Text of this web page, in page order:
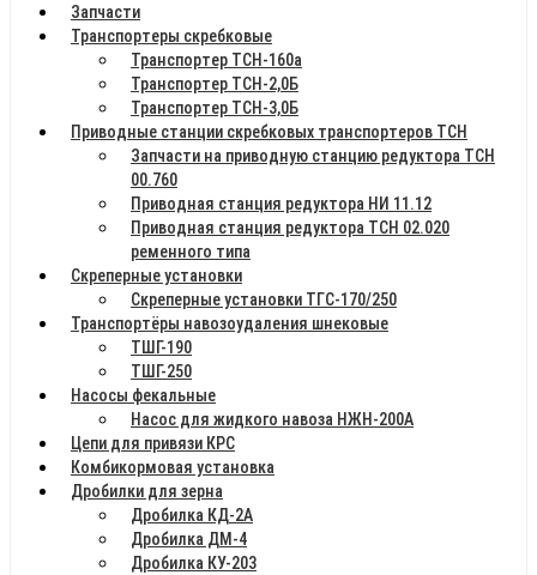
Запчасти
Транспортеры скребковые
Транспортер ТСН-160а
Транспортер ТСН-2,0Б
Транспортер ТСН-3,0Б
Приводные станции скребковых транспортеров ТСН
Запчасти на приводную станцию редуктора ТСН
00.760
Приводная станция редуктора НИ 11.12
Приводная станция редуктора ТСН 02.020
ременного типа
Скреперные установки
Скреперные установки ТГС-170/250
Транспортёры навозоудаления шнековые
ТШГ-190
ТШГ-250
Насосы фекальные
Насос для жидкого навоза НЖН-200А
Цепи для привязи КРС
Комбикормовая установка
Дробилки для зерна
Дробилка КД-2А
Дробилка ДМ-4
Дробилка КУ-203